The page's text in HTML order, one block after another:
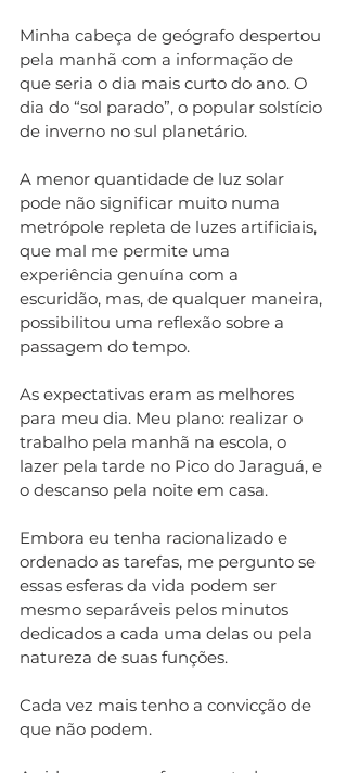
Minha cabeça de geógrafo despertou
pela manhã com a informação de
que seria o dia mais curto do ano. O
dia do “sol parado”, o popular solstício
de inverno no sul planetário.
A menor quantidade de luz solar
pode não significar muito numa
metrópole repleta de luzes artificiais,
que mal me permite uma
experiência genuína com a
escuridão, mas, de qualquer maneira,
possibilitou uma reflexão sobre a
passagem do tempo.
As expectativas eram as melhores
para meu dia. Meu plano: realizar o
trabalho pela manhã na escola, o
lazer pela tarde no Pico do Jaraguá, e
o descanso pela noite em casa.
Embora eu tenha racionalizado e
ordenado as tarefas, me pergunto se
essas esferas da vida podem ser
mesmo separáveis pelos minutos
dedicados a cada uma delas ou pela
natureza de suas funções.
Cada vez mais tenho a convicção de
que não podem.